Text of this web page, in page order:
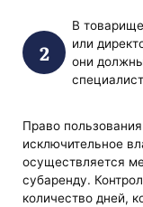
В
или
они
Право
исключительное
осуществляется
субаренду.
количество дней,